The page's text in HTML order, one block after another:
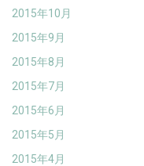
2015年10月
2015年9月
2015年8月
2015年7月
2015年6月
2015年5月
2015年4月